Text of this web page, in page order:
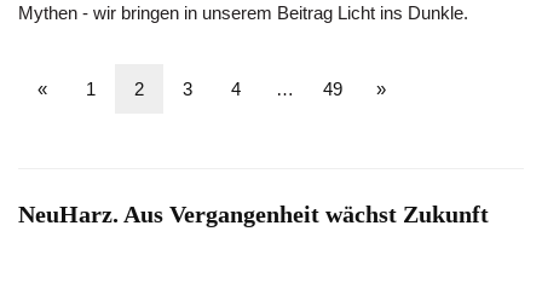
Mythen - wir bringen in unserem Beitrag Licht ins Dunkle.
« 1 2 3 4 … 49 »
NeuHarz. Aus Vergangenheit wächst Zukunft